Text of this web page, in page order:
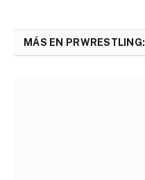
MÁS EN PRWRESTLING: